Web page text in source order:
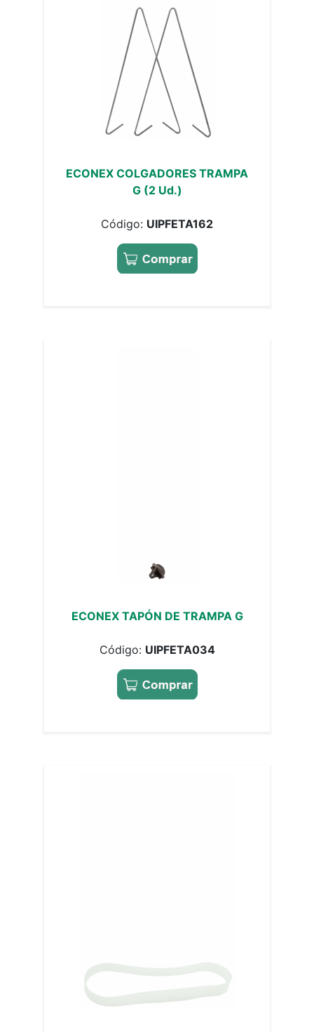
ECONEX COLGADORES TRAMPA
G (2 Ud.)
Código: UIPFETA162
ECONEX TAPÓN DE TRAMPA G
Código: UIPFETA034